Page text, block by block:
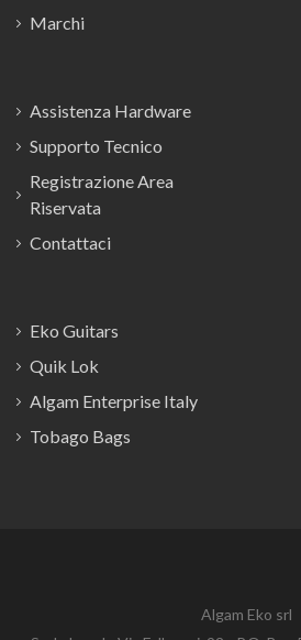
Marchi
Assistenza Hardware
Supporto Tecnico
Registrazione Area
Riservata
Contattaci
Eko Guitars
Quik Lok
Algam Enterprise Italy
Tobago Bags
Algam Eko srl